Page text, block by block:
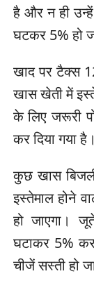
है और न ही
घटकर 5% हो
खाद पर टैक्स
खास खेती में
के लिए जरूरी
कर दिया गया है।
कुछ खास
इस्तेमाल होने
हो जाएगा।
घटाकर 5%
चीजें सस्ती हो